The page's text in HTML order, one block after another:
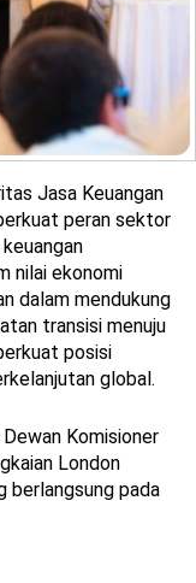
Jasa Keuangan
peran sektor
nilai ekonomi
dalam mendukung
transisi menuju
posisi
global.
Komisioner
London
berlangsung pada